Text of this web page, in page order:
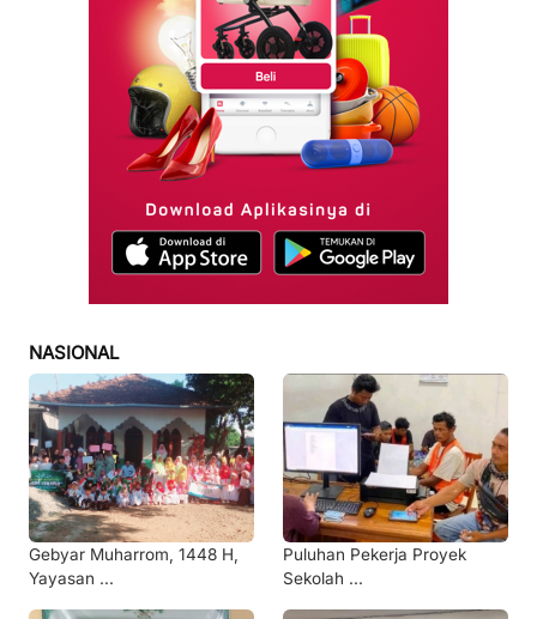
NASIONAL
Gebyar Muharrom, 1448 H,
Yayasan ...
Puluhan Pekerja Proyek
Sekolah ...